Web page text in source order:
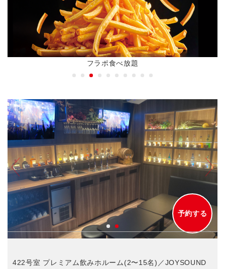
フラポ食べ放題
予約する
422号室 プレミアム飲みホルーム(2〜15名)／JOYSOUND